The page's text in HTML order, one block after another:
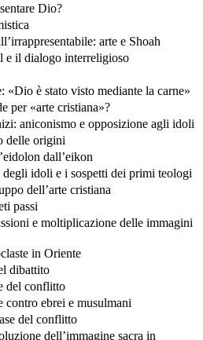
Dio?
arte e Shoah
e il dialogo interreligioso
«Dio è stato visto mediante la carne»
per «arte cristiana»?
aniconismo e opposizione agli idoli
delle origini
dall’eikon
degli idoli e i sospetti dei primi teologi
dell’arte cristiana
passi
e moltiplicazione delle immagini
in Oriente
dibattito
del conflitto
contro ebrei e musulmani
del conflitto
dell’immagine sacra in